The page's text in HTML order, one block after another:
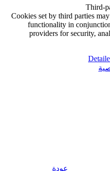
Third-
Cookies set by third parties
functionality in
providers for security,
عودة